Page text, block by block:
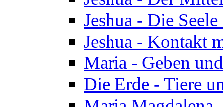
Jeshua - Die
Jeshua - Kontakt
Maria - Geben
Die Erde - Tiere